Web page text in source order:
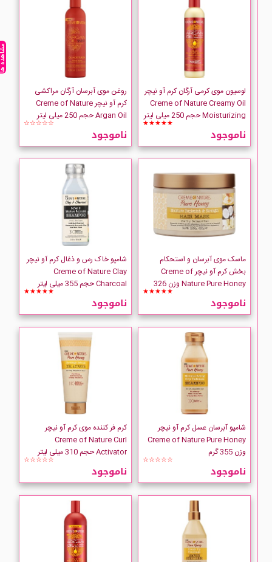
لوسیون موی کرمی آرگان کرم آو نیچر
Creme of Nature Creamy Oil
Moisturizing حجم 250 میلی لیتر
★★★★★
ناموجود
روغن موی آبرسان آرگان مراکشی
کرم آو نیچر Creme of Nature
Argan Oil حجم 250 میلی لیتر
☆☆☆☆☆
ناموجود
ماسک موی آبرسان و استحکام
بخش کرم آو نیچر Creme of
Nature Pure Honey وزن 326
★★★★★
ناموجود
شامپو خاک رس و ذغال کرم آو نیچر
Creme of Nature Clay
Charcoal حجم 355 میلی لیتر
★★★★★
ناموجود
شامپو آبرسان عسل کرم آو نیچر
Creme of Nature Pure Honey
وزن 355 گرم
☆☆☆☆☆
ناموجود
کرم فر کننده موی کرم آو نیچر
Creme of Nature Curl
Activator حجم 310 میلی لیتر
☆☆☆☆☆
ناموجود